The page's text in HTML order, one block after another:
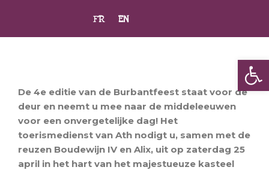
FR EN
De 4e editie van de Burbantfeest staat voor de
deur en neemt u mee naar de middeleeuwen
voor een onvergetelijke dag! Het
toerismedienst van Ath nodigt u, samen met de
reuzen Boudewijn IV en Alix, uit op zaterdag 25
april in het hart van het majestueuze kasteel